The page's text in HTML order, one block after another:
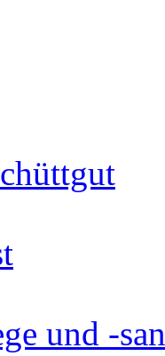
und -